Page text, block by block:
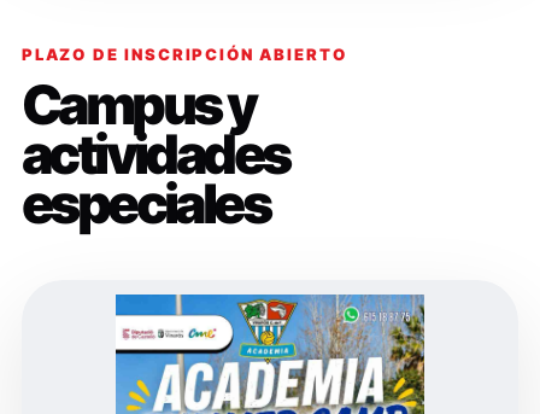
PLAZO DE INSCRIPCIÓN ABIERTO
Campus y
actividades
especiales